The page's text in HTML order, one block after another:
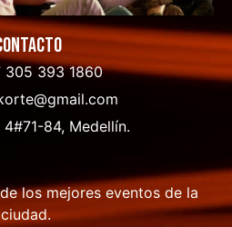
305 393 1860
84, Medellín.
los mejores eventos de la
ciudad.